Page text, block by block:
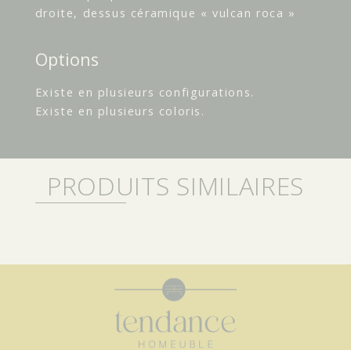
droite, dessus céramique « vulcan roca »
Options
Existe en plusieurs configurations.
Existe en plusieurs coloris.
PRODUITS SIMILAIRES